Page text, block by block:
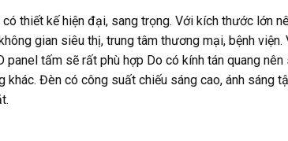
có thiết kế hiện đại, sang trọng. Với kích thước lớn
gian siêu thị, trung tâm thương mại, bệnh
tấm sẽ rất phù hợp Do có kính tán quang
Đèn có công suất chiếu sáng cao, ánh sáng